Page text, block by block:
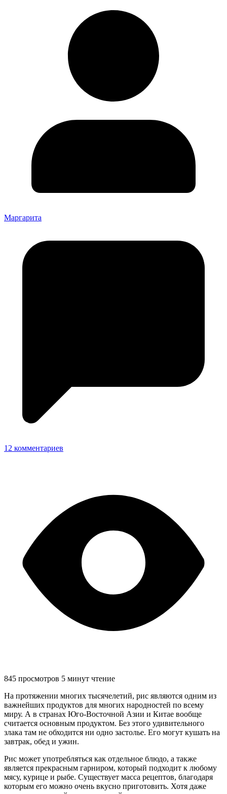
Маргарита
12 комментариев
845 просмотров 5 минут чтение
На протяжении многих тысячелетий, рис являются одним из
важнейших продуктов для многих народностей по всему
миру. А в странах Юго-Восточной Азии и Китае вообще
считается основным продуктом. Без этого удивительного
злака там не обходится ни одно застолье. Его могут кушать на
завтрак, обед и ужин.
Рис может употребляться как отдельное блюдо, а также
является прекрасным гарниром, который подходит к любому
мясу, курице и рыбе. Существует масса рецептов, благодаря
которым его можно очень вкусно приготовить. Хотя даже